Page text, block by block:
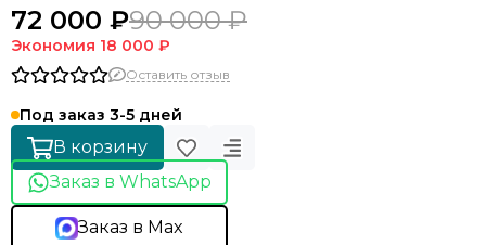
72 000 ₽90 000 ₽
Экономия 18 000 ₽
Оставить отзыв
Под заказ 3-5 дней
В корзину
Заказ в WhatsApp
Заказ в Max